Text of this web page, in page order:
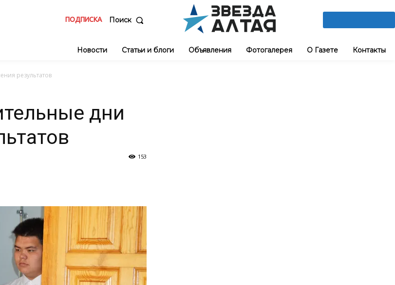
ПОДПИСКА Поиск
Новости Статьи и блоги Объявления Фотогалерея О Газете Контакты
результатов
дни
153